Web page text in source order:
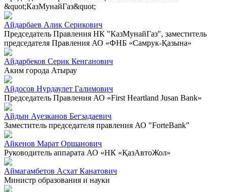
&quot;КазМунайГаз&quot;
Айдарбаев Алик Серикович
Председатель Правления НК "КазМунайГаз", заместитель
председателя Правления АО «ФНБ «Самрук-Қазына»
Айдарбеков Серик Кенганович
Аким города Атырау
Айдосов Нурдаулет Галимович
Председатель Правления АО «First Heartland Jusan Bank»
Айдын Ауезканов Бегзадаевич
Заместитель председателя правления АО "ForteBank"
Айкенов Марат Оршанович
Руководитель аппарата АО «НК «ҚазАвтоЖол»
Аймагамбетов Асхат Канатович
Министр образования и науки